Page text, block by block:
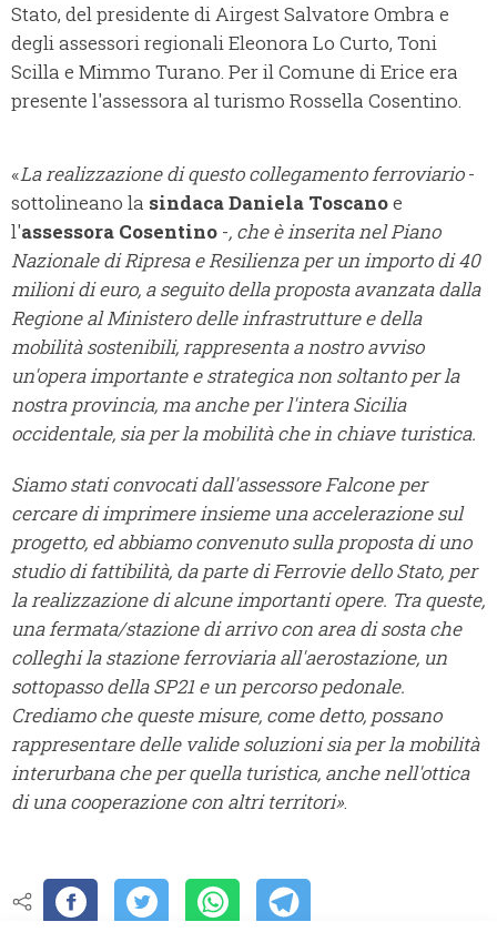
Stato, del presidente di Airgest Salvatore Ombra e
degli assessori regionali Eleonora Lo Curto, Toni
Scilla e Mimmo Turano. Per il Comune di Erice era
presente l'assessora al turismo Rossella Cosentino.
«La realizzazione di questo collegamento ferroviario-
sottolineano la sindaca Daniela Toscanoe
l'assessora Cosentino -, che è inserita nel Piano
Nazionale di Ripresa e Resilienza per un importo di 40
milioni di euro, a seguito della proposta avanzata dalla
Regione al Ministero delle infrastrutture e della
mobilità sostenibili, rappresenta a nostro avviso
un'opera importante e strategica non soltanto per la
nostra provincia, ma anche per l'intera Sicilia
occidentale, sia per la mobilità che in chiave turistica.
Siamo stati convocati dall'assessore Falcone per
cercare di imprimere insieme una accelerazione sul
progetto, ed abbiamo convenuto sulla proposta di uno
studio di fattibilità, da parte di Ferrovie dello Stato, per
la realizzazione di alcune importanti opere. Tra queste,
una fermata/stazione di arrivo con area di sosta che
colleghi la stazione ferroviaria all'aerostazione, un
sottopasso della SP21 e un percorso pedonale.
Crediamo che queste misure, come detto, possano
rappresentare delle valide soluzioni sia per la mobilità
interurbana che per quella turistica, anche nell'ottica
di una cooperazione con altri territori».